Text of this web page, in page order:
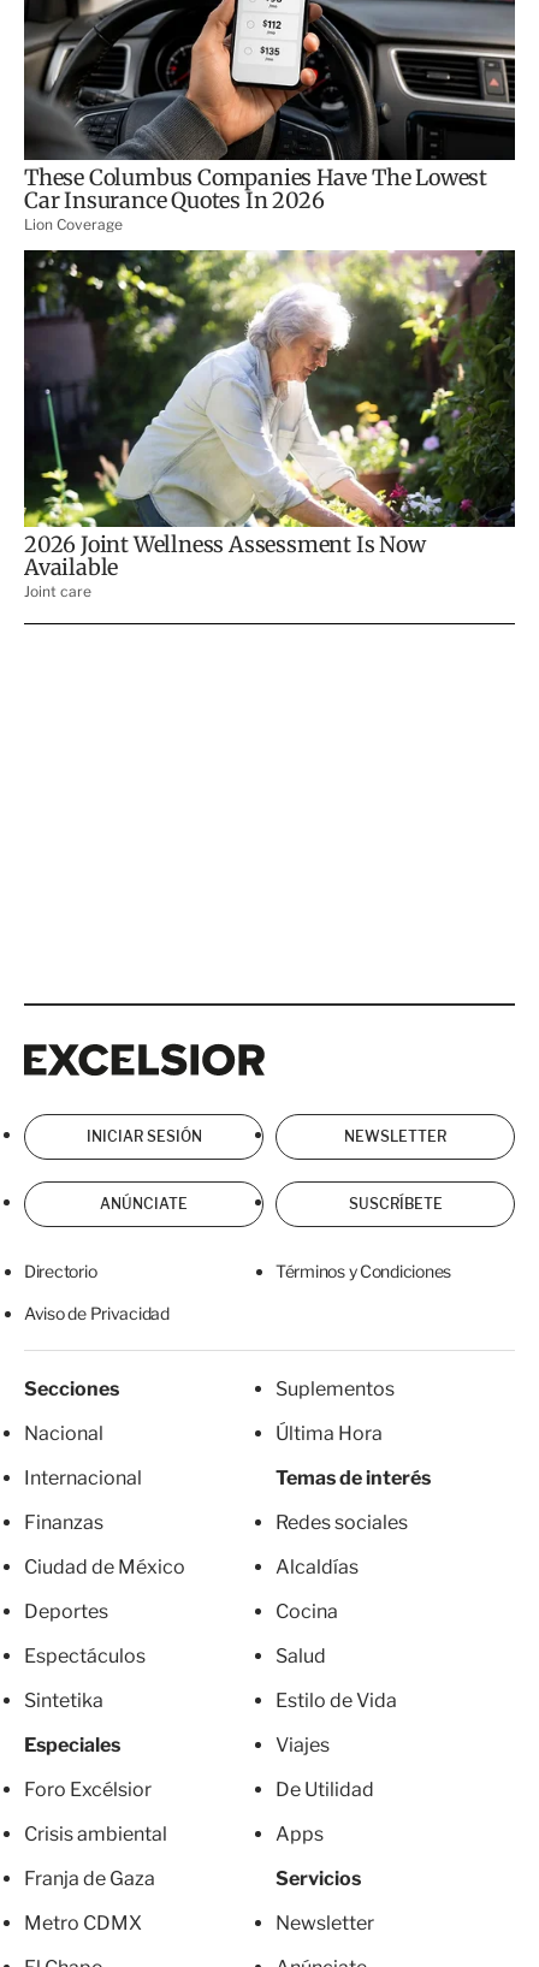
INICIAR SESIÓN NEWSLETTER
ANÚNCIATE SUSCRÍBETE
Directorio Términos y Condiciones
Aviso de Privacidad
Secciones
Nacional
Internacional
Finanzas
Ciudad de México
Deportes
Espectáculos
Sintetika
Especiales
Foro Excélsior
Crisis ambiental
Franja de Gaza
Metro CDMX
Suplementos
Última Hora
Temas de interés
Redes sociales
Alcaldías
Cocina
Salud
Estilo de Vida
Viajes
De Utilidad
Apps
Servicios
Newsletter